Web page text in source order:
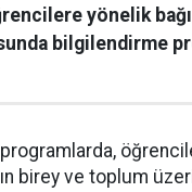
yönelik
bilgilendirme
birey ve toplum